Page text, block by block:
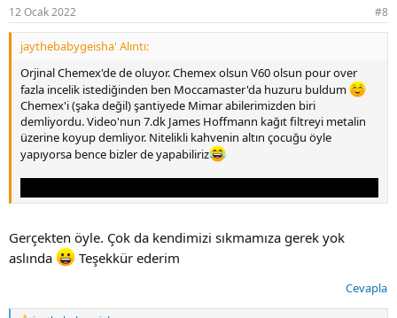
:
12 Ocak 2022 #8
jaythebabygeisha' Alıntı:
Orjinal Chemex'de de oluyor. Chemex olsun V60 olsun pour over
fazla incelik istediğinden ben Moccamaster'da huzuru buldum
Chemex'i (şaka değil) şantiyede Mimar abilerimizden biri
demliyordu. Video'nun 7.dk James Hoffmann kağıt filtreyi metalin
üzerine koyup demliyor. Nitelikli kahvenin altın çocuğu öyle
yapıyorsa bence bizler de yapabiliriz
Gerçekten öyle. Çok da kendimizi sıkmamıza gerek yok
aslında
Teşekkür ederim
Cevapla